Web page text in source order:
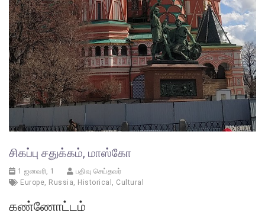
சிகப்பு சதுக்கம், மாஸ்கோ
1 ஜனவரி, 1
பதிவு செய்தவர்
Europe, Russia, Historical , Cultural
கண்ணோட்டம்